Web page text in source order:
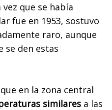
que se había
fue en 1953, sostuvo
raro, aunque
se den estas
en la zona central
similares a las